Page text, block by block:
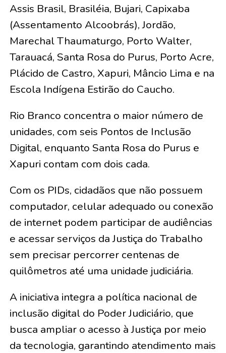
Assis Brasil, Brasiléia, Bujari, Capixaba
(Assentamento Alcoobrás), Jordão,
Marechal Thaumaturgo, Porto Walter,
Tarauacá, Santa Rosa do Purus, Porto Acre,
Plácido de Castro, Xapuri, Mâncio Lima e na
Escola Indígena Estirão do Caucho.
Rio Branco concentra o maior número de
unidades, com seis Pontos de Inclusão
Digital, enquanto Santa Rosa do Purus e
Xapuri contam com dois cada.
Com os PIDs, cidadãos que não possuem
computador, celular adequado ou conexão
de internet podem participar de audiências
e acessar serviços da Justiça do Trabalho
sem precisar percorrer centenas de
quilômetros até uma unidade judiciária.
A iniciativa integra a política nacional de
inclusão digital do Poder Judiciário, que
busca ampliar o acesso à Justiça por meio
da tecnologia, garantindo atendimento mais